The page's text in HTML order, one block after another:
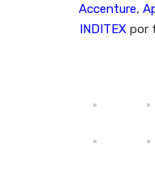
Accenture,
INDITEX por